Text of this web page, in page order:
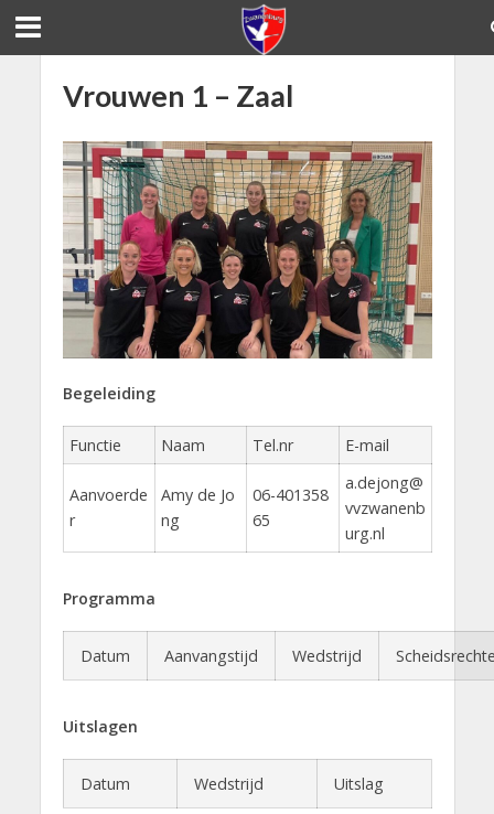
Vrouwen 1 – Zaal
Begeleiding
Functie Naam Tel.nr E-mail
Aanvoerde
r
Amy de Jo
ng
06-401358
65
a.dejong@
vvzwanenb
urg.nl
Programma
Datum Aanvangstijd Wedstrijd
Uitslagen
Datum Wedstrijd Uitslag